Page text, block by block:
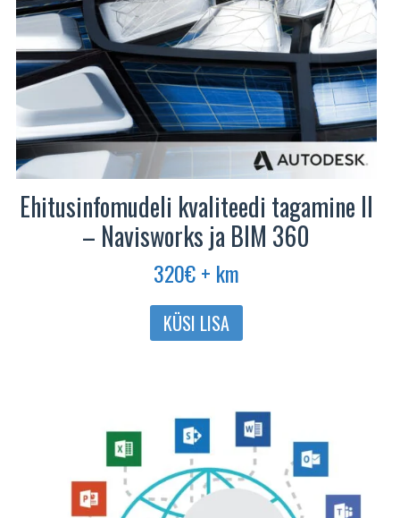
Ehitusinfomudeli kvaliteedi tagamine II
– Navisworks ja BIM 360
320€+ km
KÜSI LISA